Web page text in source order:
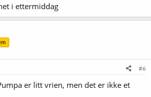
i ettermiddag
#6
er litt vrien, men det er ikke et